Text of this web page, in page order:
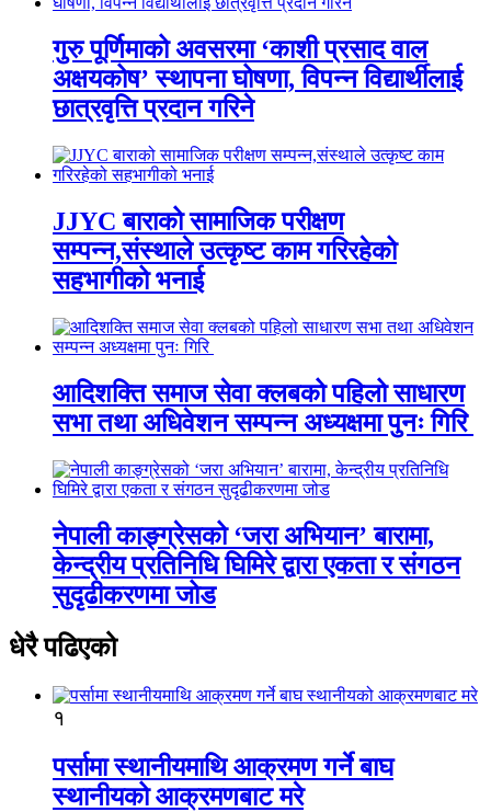
गुरु पूर्णिमाको अवसरमा ‘काशी प्रसाद वाल
अक्षयकोष’ स्थापना घोषणा, विपन्न विद्यार्थीलाई
छात्रवृत्ति प्रदान गरिने
JJYC बाराको सामाजिक परीक्षण
सम्पन्न,संस्थाले उत्कृष्ट काम गरिरहेको
सहभागीको भनाई
आदिशक्ति समाज सेवा क्लबको पहिलो साधारण
सभा तथा अधिवेशन सम्पन्न अध्यक्षमा पुनः गिरि
नेपाली काङ्ग्रेसको ‘जरा अभियान’ बारामा,
केन्द्रीय प्रतिनिधि घिमिरे द्वारा एकता र संगठन
सुदृढीकरणमा जोड
धेरै पढिएको
१
पर्सामा स्थानीयमाथि आक्रमण गर्ने बाघ
स्थानीयको आक्रमणबाट मरे